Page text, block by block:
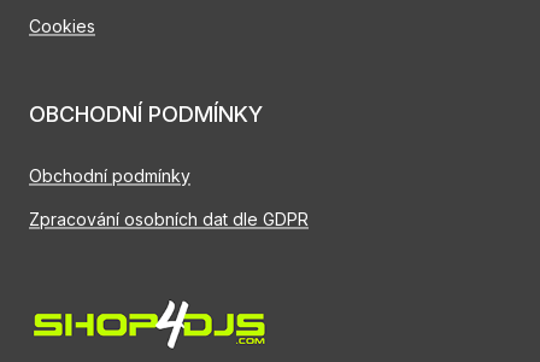
Cookies
OBCHODNÍ PODMÍNKY
Obchodní podmínky
Zpracování osobních dat dle GDPR